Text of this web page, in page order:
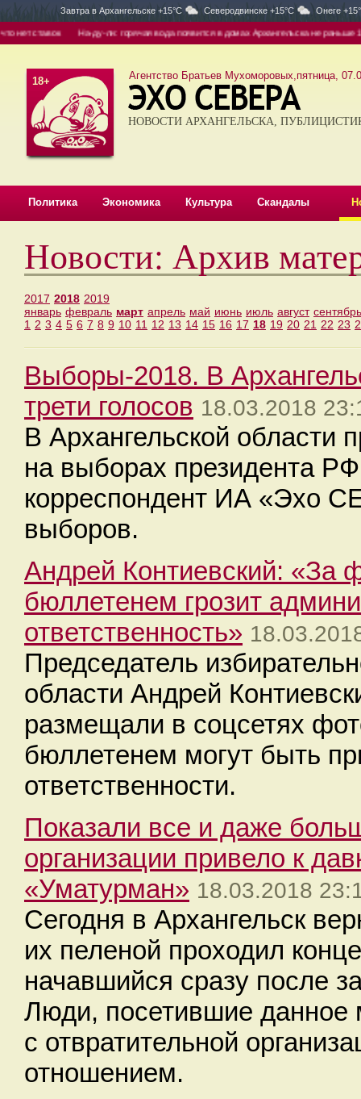
Завтра в Архангельске +15°C Северодвинске +15°C Онеге
На-ду-ли: горячая вода появится в домах Архангельска не раньше 10 августа
18+ Агентство Братьев Мухоморовых,пятница,
НОВОСТИ АРХАНГЕЛЬСКА,
Политика Экономика Культура Скандалы
Новости: Архив
2017 2018 2019
январь февраль март апрель май июнь июль август сентябрь
1 2 3 4 5 6 7 8 9 10 11 12 13 14 15 16 17 18 19 20 21 22 23
Выборы-2018. В
трети голосов 18.03.2018
В Архангельской области
на выборах президента
корреспондент ИА «Эхо
выборов.
Андрей Контиевский: «За
бюллетенем грозит
ответственность»
Председатель
области Андрей
размещали в соцсетях
бюллетенем могут быть
ответственности.
Показали все и даже
организации привело к
«Уматурман» 18.03.2018
​Сегодня в Архангельск
их пеленой проходил
начавшийся сразу после
Люди, посетившие данное
с отвратительной
отношением.